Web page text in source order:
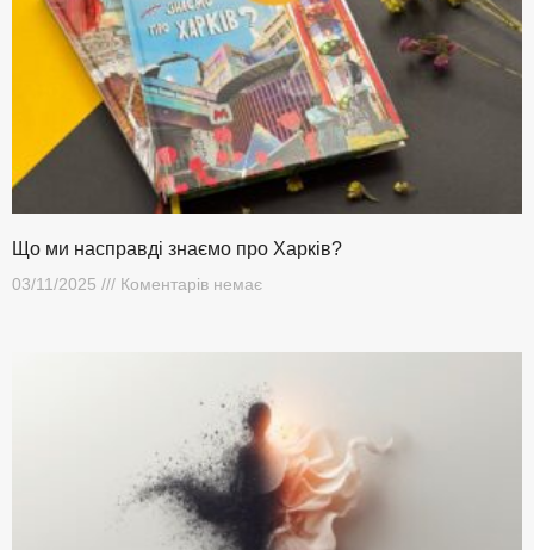
Що ми насправді знаємо про Харків?
03/11/2025 Коментарів немає